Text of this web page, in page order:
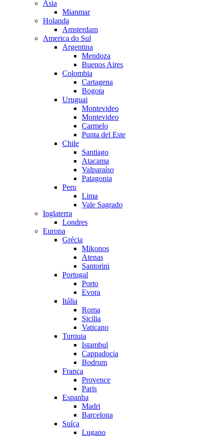
Asia
Mianmar
Holanda
Amsterdam
America do Sul
Argentina
Mendoza
Buenos Aires
Colombia
Cartagena
Bogota
Uruguai
Montevideo
Montevideo
Carmelo
Punta del Este
Chile
Santiago
Atacama
Valparaíso
Patagonia
Peru
Lima
Vale Sagrado
Inglaterra
Londres
Europa
Grécia
Mikonos
Atenas
Santorini
Portugal
Porto
Evora
Itália
Roma
Sicilia
Vaticano
Turquia
Istambul
Cappadocia
Bodrum
França
Provence
Paris
Espanha
Madri
Barcelona
Suíça
Lugano